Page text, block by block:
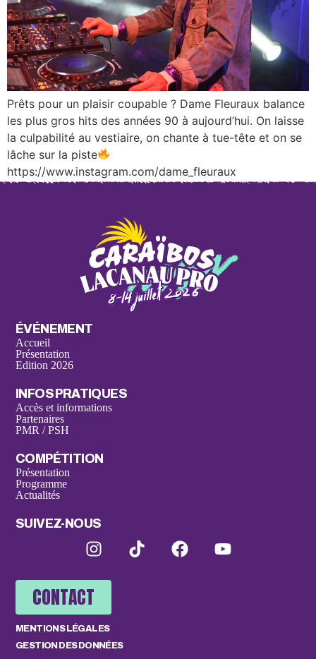
Prêts pour un plaisir coupable ? Dame Fleuraux balance
les plus gros hits des années 90 à aujourd’hui. On laisse
la culpabilité au vestiaire, on chante à tue-tête et on se
lâche sur la piste
https://www.instagram.com/dame_fleuraux
ÉVÉNEMENT
Accueil
Présentation
Edition 2026
INFOS PRATIQUES
Accès et informations
Partenaires
PMR / PSH
COMPÉTITION
Présentation
Programme
Actualités
SUIVEZ-NOUS
CONTACT
MENTIONS LÉGALES
GESTION DES DONNÉES